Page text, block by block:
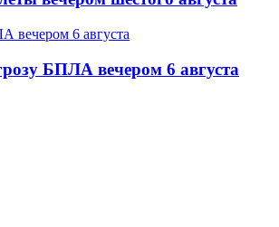
БПЛА вечером 6 августа